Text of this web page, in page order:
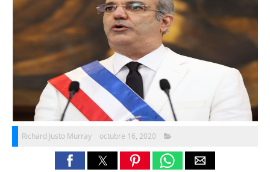
Richard Justo Murray octubre 16, 2020